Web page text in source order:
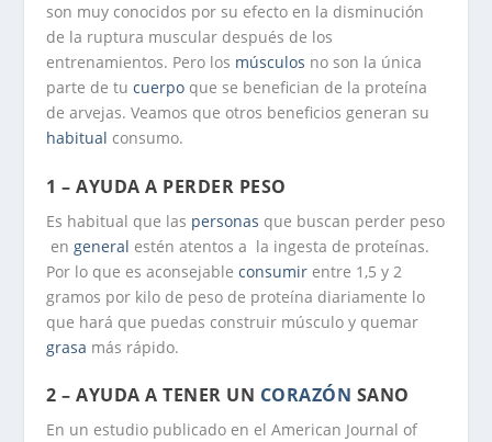
son muy conocidos por su efecto en la disminución
de la ruptura muscular después de los
entrenamientos. Pero los músculos no son la única
parte de tucuerpo que se benefician de la proteína
de arvejas. Veamos que otros beneficios generan su
habitual consumo.
1 – AYUDA A PERDER PESO
Es habitual que las personas que buscan perder peso
en general estén atentos a la ingesta de proteínas.
Por lo que es aconsejableconsumir entre 1,5 y 2
gramos por kilo de peso de proteína diariamente lo
que hará que puedas construir músculo y quemar
grasa más rápido.
2 – AYUDA A TENER UN CORAZÓN SANO
En un estudio publicado en el American Journal of